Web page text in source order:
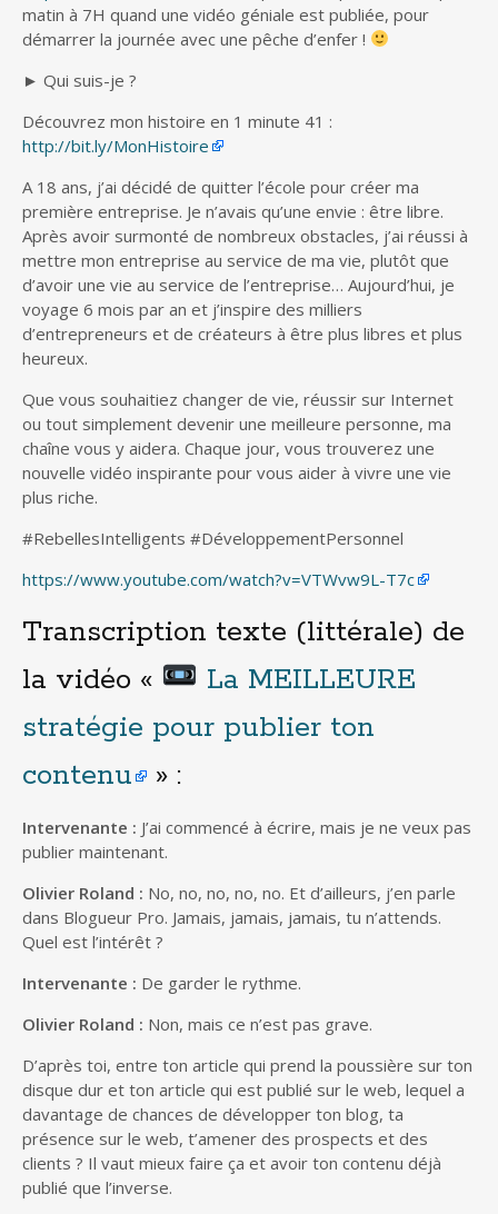
matin à 7H quand une vidéo géniale est publiée, pour
démarrer la journée avec une pêche d’enfer !
► Qui suis-je ?
Découvrez mon histoire en 1 minute 41 :
http://bit.ly/MonHistoire
A 18 ans, j’ai décidé de quitter l’école pour créer ma
première entreprise. Je n’avais qu’une envie : être libre.
Après avoir surmonté de nombreux obstacles, j’ai réussi à
mettre mon entreprise au service de ma vie, plutôt que
d’avoir une vie au service de l’entreprise… Aujourd’hui, je
voyage 6 mois par an et j’inspire des milliers
d’entrepreneurs et de créateurs à être plus libres et plus
heureux.
Que vous souhaitiez changer de vie, réussir sur Internet
ou tout simplement devenir une meilleure personne, ma
chaîne vous y aidera. Chaque jour, vous trouverez une
nouvelle vidéo inspirante pour vous aider à vivre une vie
plus riche.
#RebellesIntelligents #DéveloppementPersonnel
https://www.youtube.com/watch?v=VTWvw9L-T7c
Transcription texte (littérale) de
la vidéo «
La MEILLEURE
stratégie pour publier ton
contenu
» :
Intervenante : J’ai commencé à écrire, mais je ne veux pas
publier maintenant.
Olivier Roland : No, no, no, no, no. Et d’ailleurs, j’en parle
dans Blogueur Pro. Jamais, jamais, jamais, tu n’attends.
Quel est l’intérêt ?
Intervenante : De garder le rythme.
Olivier Roland : Non, mais ce n’est pas grave.
D’après toi, entre ton article qui prend la poussière sur ton
disque dur et ton article qui est publié sur le web, lequel a
davantage de chances de développer ton blog, ta
présence sur le web, t’amener des prospects et des
clients ? Il vaut mieux faire ça et avoir ton contenu déjà
publié que l’inverse.